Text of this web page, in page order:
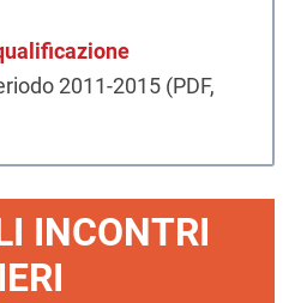
2011-2015 (PDF,
INCONTRI